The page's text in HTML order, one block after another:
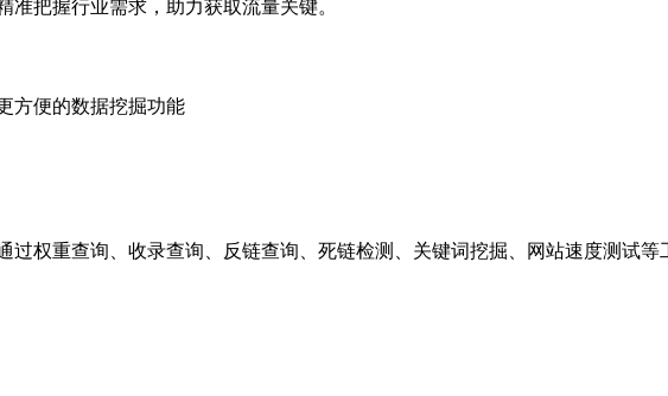
准把握行业需求，助力获取流量关键。
方便的数据挖掘功能
过权重查询、收录查询、反链查询、死链检测、关键词挖掘、网站速度测试等